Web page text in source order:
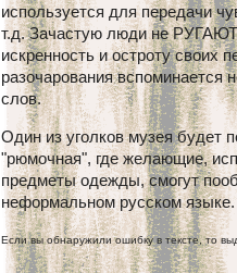
используется для передачи
т.д. Зачастую люди не
искренность и остроту своих
разочарования вспоминается
слов.
Один из уголков музея будет
"рюмочная", где желающие,
предметы одежды, смогут
неформальном русском языке.
Если вы обнаружили ошибку в тексте, то